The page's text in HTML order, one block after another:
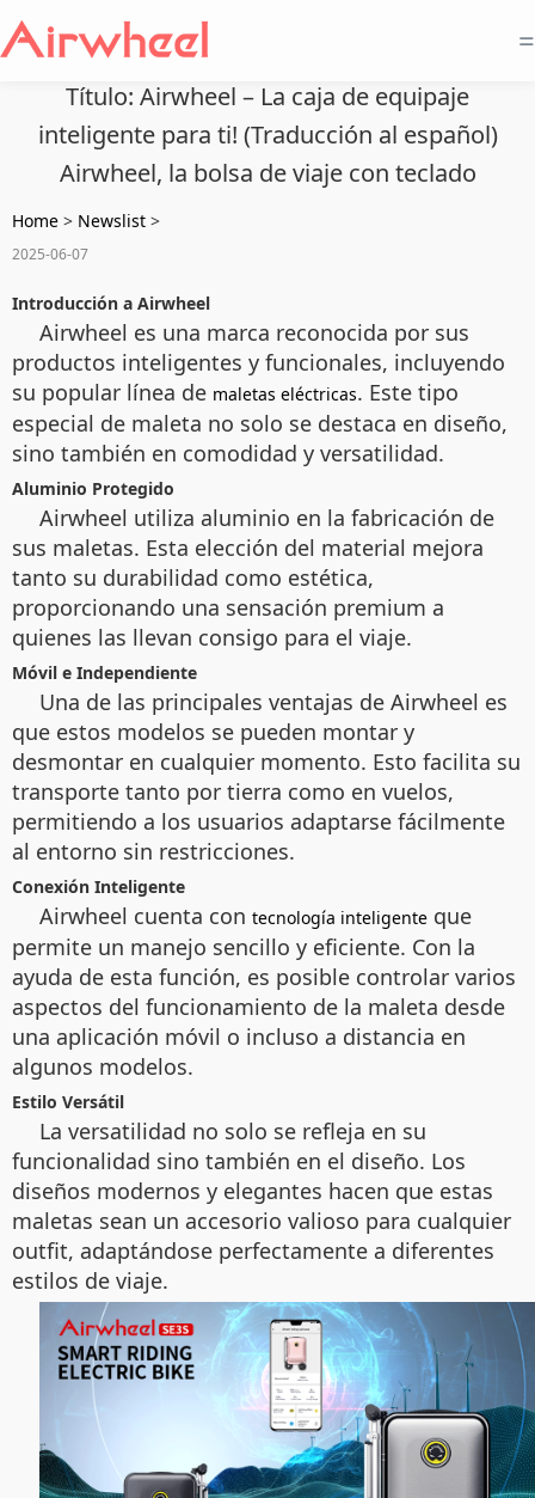
=
Título: Airwheel – La caja de equipaje
inteligente para ti! (Traducción al español)
Airwheel, la bolsa de viaje con teclado
Home > Newslist >
2025-06-07
Introducción a Airwheel
Airwheel es una marca reconocida por sus
productos inteligentes y funcionales, incluyendo
su popular línea de maletas eléctricas. Este tipo
especial de maleta no solo se destaca en diseño,
sino también en comodidad y versatilidad.
Aluminio Protegido
Airwheel utiliza aluminio en la fabricación de
sus maletas. Esta elección del material mejora
tanto su durabilidad como estética,
proporcionando una sensación premium a
quienes las llevan consigo para el viaje.
Móvil e Independiente
Una de las principales ventajas de Airwheel es
que estos modelos se pueden montar y
desmontar en cualquier momento. Esto facilita su
transporte tanto por tierra como en vuelos,
permitiendo a los usuarios adaptarse fácilmente
al entorno sin restricciones.
Conexión Inteligente
Airwheel cuenta con tecnología inteligente que
permite un manejo sencillo y eficiente. Con la
ayuda de esta función, es posible controlar varios
aspectos del funcionamiento de la maleta desde
una aplicación móvil o incluso a distancia en
algunos modelos.
Estilo Versátil
La versatilidad no solo se refleja en su
funcionalidad sino también en el diseño. Los
diseños modernos y elegantes hacen que estas
maletas sean un accesorio valioso para cualquier
outfit, adaptándose perfectamente a diferentes
estilos de viaje.